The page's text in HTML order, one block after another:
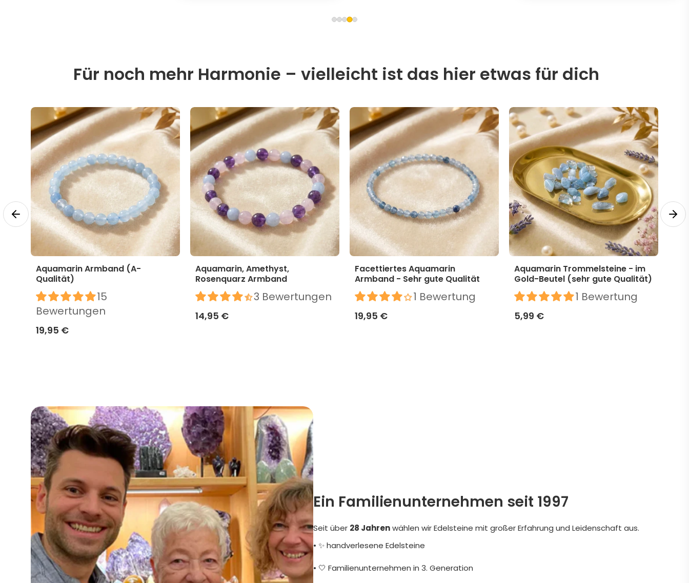
Für noch mehr Harmonie – vielleicht ist das hier etwas für dich
Aquamarin Armband (A-
Qualität)
15
Bewertungen
19,95 €
Aquamarin, Amethyst,
Rosenquarz Armband
3 Bewertungen
14,95 €
Facettiertes Aquamarin
Armband - Sehr gute Qualität
1 Bewertung
19,95 €
Aquamarin Trommelsteine - im
Gold-Beutel (sehr gute Qualität)
1 Bewertung
5,99 €
Ein Familienunternehmen seit 1997
Seit über 28 Jahrenwählen wir Edelsteine mit großer Erfahrung und Leidenschaft aus.
• ✨ handverlesene Edelsteine
• 🤍 Familienunternehmen in 3. Generation